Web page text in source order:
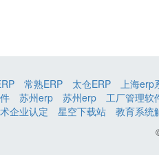
常熟ERP 太仓ERP 上海erp
苏州erp 苏州erp 工厂管理软
企业认定 星空下载站 教育系统